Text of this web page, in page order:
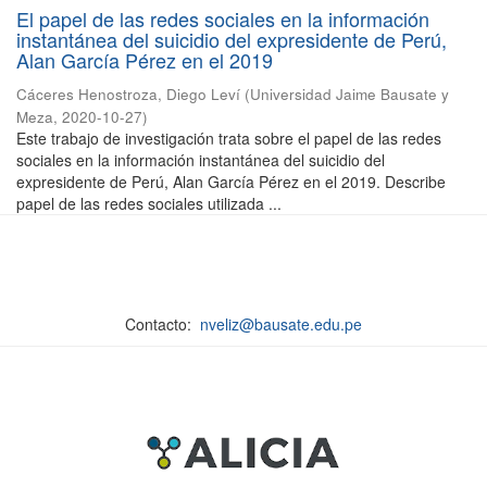
El papel de las redes sociales en la información
instantánea del suicidio del expresidente de Perú,
Alan García Pérez en el 2019
Cáceres Henostroza, Diego Leví (Universidad Jaime Bausate y
Meza, 2020-10-27)
Este trabajo de investigación trata sobre el papel de las redes
sociales en la información instantánea del suicidio del
expresidente de Perú, Alan García Pérez en el 2019. Describe
papel de las redes sociales utilizada ...
Contacto: nveliz@bausate.edu.pe